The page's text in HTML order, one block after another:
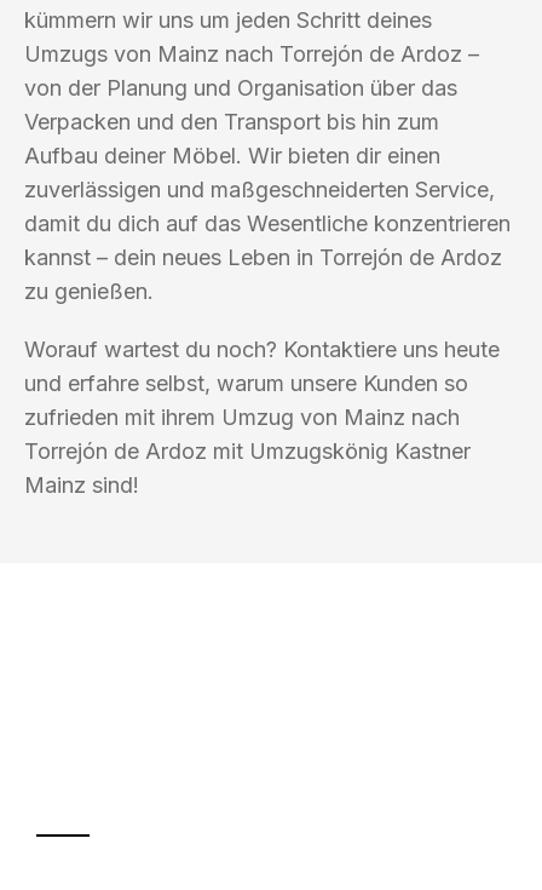
kümmern wir uns um jeden Schritt deines
Umzugs von Mainz nach Torrejón de Ardoz –
von der Planung und Organisation über das
Verpacken und den Transport bis hin zum
Aufbau deiner Möbel. Wir bieten dir einen
zuverlässigen und maßgeschneiderten Service,
damit du dich auf das Wesentliche konzentrieren
kannst – dein neues Leben in Torrejón de Ardoz
zu genießen.
Worauf wartest du noch? Kontaktiere uns heute
und erfahre selbst, warum unsere Kunden so
zufrieden mit ihrem Umzug von Mainz nach
Torrejón de Ardoz mit Umzugskönig Kastner
Mainz sind!